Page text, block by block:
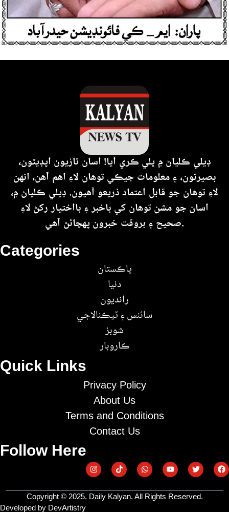
Quick Links
Privacy Policy
About Us
Terms and Conditions
Contact Us
Follow Here
Categories
پاڪستان
دنيا
رانديون
سائنس ۽ ٽيڪنالاجي
شوبز
ڪاروبار
ڊيلي ڪلياڻ ۾ ڀلي ڪري آيا! اسان تازيون اپڊيٽون،
بصيرتون، ۽ معلومات جيڪي توهان لاءِ اهم آهن، انهن
لاءِ توهان جو قابل اعتماد ذريعو آهيون. ڊيلي ڪلياڻ ۾،
اسان جو مشن توهان کي باخبر ۽ بااختيار رکڻ لاءِ
صحيح ۽ بروقت خبرون پهچائڻ آهي.
Copyright © 2025. Daily Kalyan. All Rights Reserved.
Developed by DevArtistry